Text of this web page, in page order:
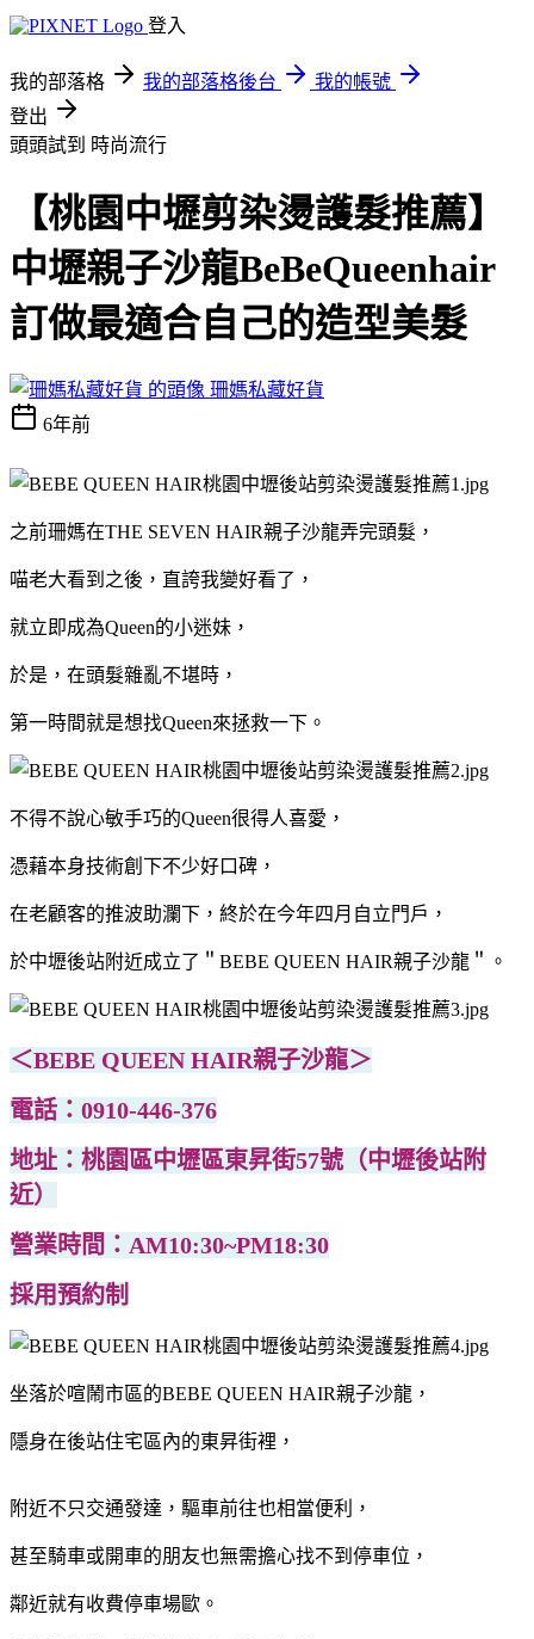
登入
我的部落格 我的部落格後台
我的帳號
登出
頭頭試到 時尚流行
【桃園中壢剪染燙護髮推薦】
中壢親子沙龍BeBeQueenhair
訂做最適合自己的造型美髮
珊媽私藏好貨
6年前
之前珊媽在THE SEVEN HAIR親子沙龍弄完頭髮，
喵老大看到之後，直誇我變好看了，
就立即成為Queen的小迷妹，
於是，在頭髮雜亂不堪時，
第一時間就是想找Queen來拯救一下。
不得不說心敏手巧的Queen很得人喜愛，
憑藉本身技術創下不少好口碑，
在老顧客的推波助瀾下，終於在今年四月自立門戶，
於中壢後站附近成立了＂BEBE QUEEN HAIR親子沙龍＂。
＜BEBE QUEEN HAIR親子沙龍＞
電話：0910-446-376
地址：桃園區中壢區東昇街57號（中壢後站附
近）
營業時間：AM10:30~PM18:30
採用預約制
坐落於喧鬧市區的BEBE QUEEN HAIR親子沙龍，
隱身在後站住宅區內的東昇街裡，
附近不只交通發達，驅車前往也相當便利，
甚至騎車或開車的朋友也無需擔心找不到停車位，
鄰近就有收費停車場歐。